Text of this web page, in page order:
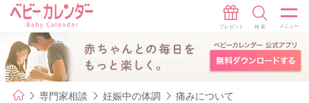
専門家相談 妊娠中の体調 痛みについて